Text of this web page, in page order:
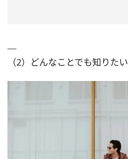
（2）どんなことでも知りたい